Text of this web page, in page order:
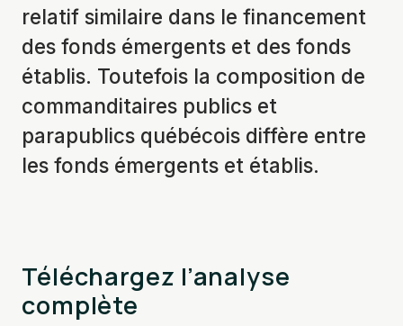
relatif similaire dans le financement
des fonds émergents et des fonds
établis. Toutefois la composition de
commanditaires publics et
parapublics québécois diffère entre
les fonds émergents et établis.
Téléchargez l’analyse
complète